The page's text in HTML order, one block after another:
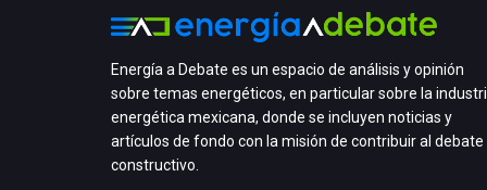
Energía a Debate es un espacio de análisis y opinión
sobre temas energéticos, en particular sobre la
energética mexicana, donde se incluyen noticias y
artículos de fondo con la misión de contribuir al debate
constructivo.